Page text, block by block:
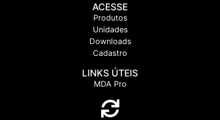
ACESSE
Produtos
Unidades
Downloads
Cadastro
LINKS ÚTEIS
MDA Pro